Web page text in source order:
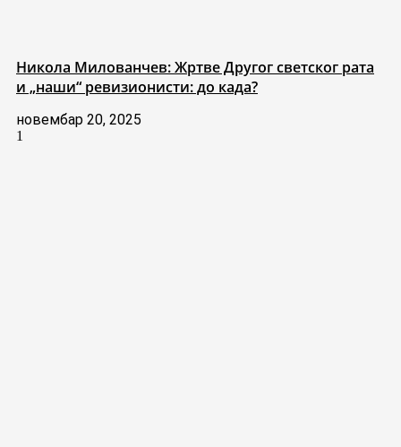
Никола Милованчев: Жртве Другог светског рата
и „наши“ ревизионисти: до када?
новембар 20, 2025